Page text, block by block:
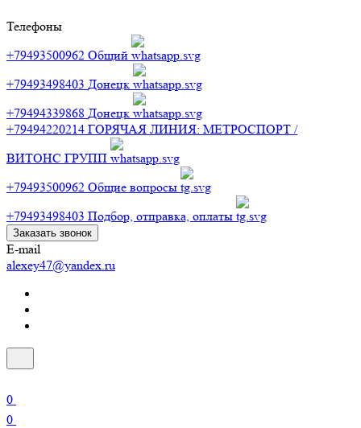
Телефоны
+79493500962 Общий
+79493498403 Донецк
+79494339868 Донецк
+79494220214 ГОРЯЧАЯ ЛИНИЯ: МЕТРОСПОРТ /
ВИТОНС ГРУПП
+79493500962 Общие вопросы
+79493498403 Подбор, отправка, оплаты
Заказать звонок
E-mail
alexey47@yandex.ru
0
0